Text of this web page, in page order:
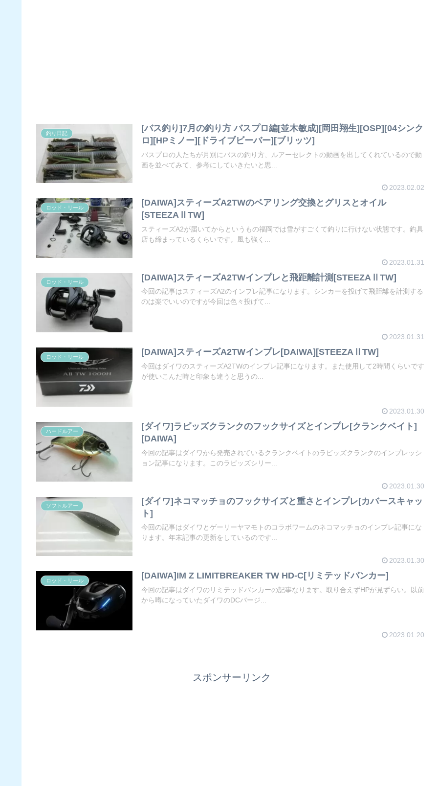
釣り日記
[バス釣り]7月の釣り方 バスプロ編[並木敏成][岡田翔生][OSP][04シンク
ロ][HPミノー][ドライブビーバー][ブリッツ]
バスプロの人たちが月別にバスの釣り方、ルアーセレクトの動画を出してくれているので動
画を並べてみて、参考にしていきたいと思...
2023.02.02
ロッド・リール
[DAIWA]スティーズA2TWのベアリング交換とグリスとオイル
[STEEZAⅡTW]
スティーズA2が届いてからというもの福岡では雪がすごくて釣りに行けない状態です。釣具
店も締まっているくらいです。風も強く...
2023.01.31
ロッド・リール [DAIWA]スティーズA2TWインプレと飛距離計測[STEEZAⅡTW]
今回の記事はスティーズA2のインプレ記事になります。シンカーを投げて飛距離を計測する
のは楽でいいのですが今回は色々投げて...
2023.01.31
ロッド・リール [DAIWA]スティーズA2TWインプレ[DAIWA][STEEZAⅡTW]
今回はダイワのスティーズA2TWのインプレ記事になります。また使用して2時間くらいです
が使いこんだ時と印象も違うと思うの...
2023.01.30
ハードルアー
[ダイワ]ラピッズクランクのフックサイズとインプレ[クランクベイト]
[DAIWA]
今回の記事はダイワから発売されているクランクベイトのラピッズクランクのインプレッシ
ョン記事になります。このラピッズシリー...
2023.01.30
ソフトルアー
[ダイワ]ネコマッチョのフックサイズと重さとインプレ[カバースキャッ
ト]
今回の記事はダイワとゲーリーヤマモトのコラボワームのネコマッチョのインプレ記事にな
ります。年末記事の更新をしているのです...
2023.01.30
ロッド・リール [DAIWA]IM Z LIMITBREAKER TW HD-C[リミテッドバンカー]
今回の記事はダイワのリミテッドバンカーの記事なります。取り合えずHPが見ずらい。以前
から噂になっていたダイワのDCバージ...
2023.01.20
スポンサーリンク